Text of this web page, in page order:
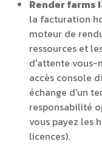
Render farms
la facturation
moteur de
ressources et
d'attente vous-
accès console
échange d'un
responsabilité
vous payez les
licences).